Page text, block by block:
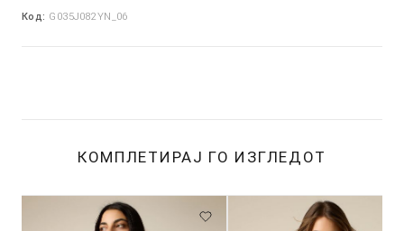
Код: G035J082YN_06
КОМПЛЕТИРАЈ ГО ИЗГЛЕДОТ